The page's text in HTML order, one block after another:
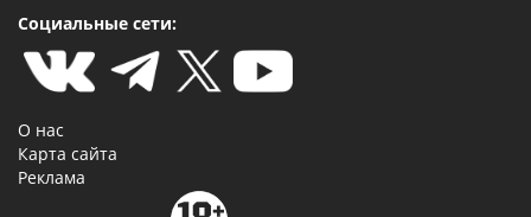
Социальные сети:
О нас
Карта сайта
Реклама